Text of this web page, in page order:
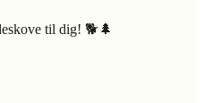
til dig! 🐕🌲